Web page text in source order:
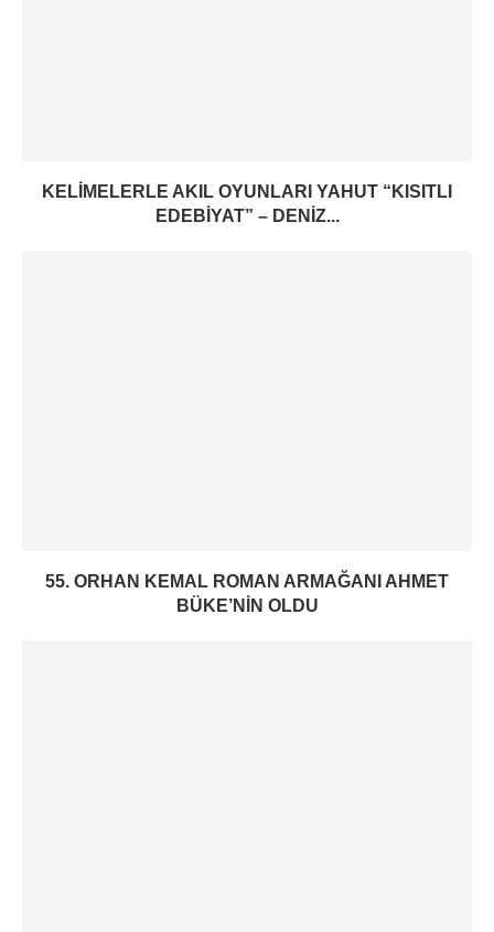
KELIMELERLE AKIL OYUNLARI YAHUT “KISITLI
EDEBIYAT” – DENIZ...
55. ORHAN KEMAL ROMAN ARMAĞANI AHMET
BÜKE’NIN OLDU